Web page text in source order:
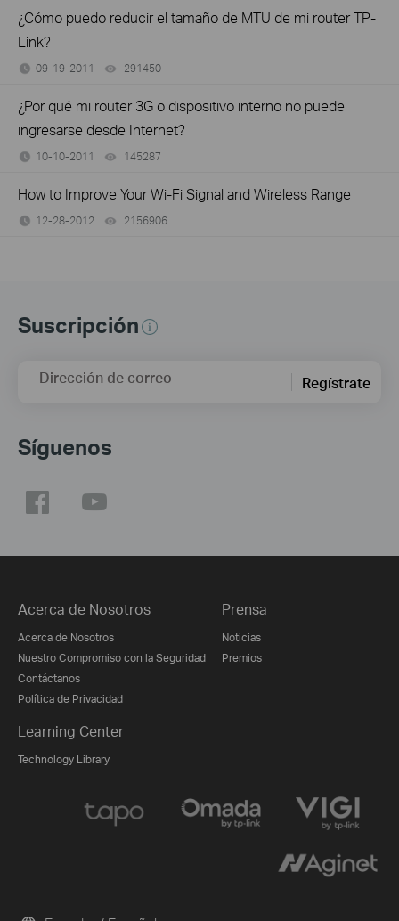
¿Cómo puedo reducir el tamaño de MTU de mi router TP-
Link?
09-19-2011 291450
¿Por qué mi router 3G o dispositivo interno no puede
ingresarse desde Internet?
10-10-2011 145287
How to Improve Your Wi-Fi Signal and Wireless Range
12-28-2012 2156906
Suscripción
Dirección de correo Regístrate
Síguenos
Acerca de Nosotros
Acerca de Nosotros
Nuestro Compromiso con la Seguridad
Contáctanos
Política de Privacidad
Prensa
Noticias
Premios
Learning Center
Technology Library